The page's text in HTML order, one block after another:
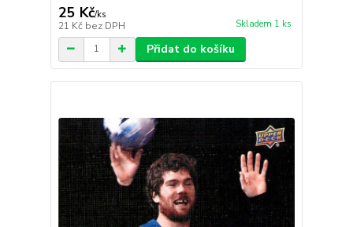
25 Kč/ks
21 Kč bez DPH Skladem 1 ks
Přidat do košíku